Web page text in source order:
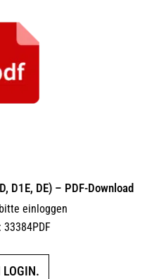
D1E, DE) – PDF-Download
einloggen
33384PDF
LOGIN.